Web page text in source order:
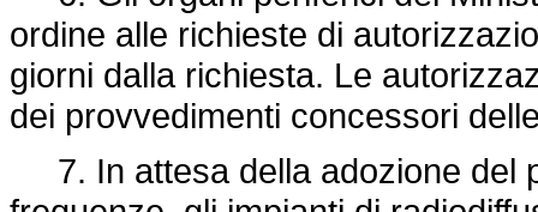
ordine alle richieste di
giorni dalla richiesta. Le
dei provvedimenti concessori
7. In attesa della adozione del